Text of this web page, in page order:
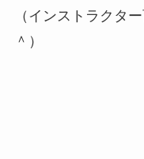
（インストラクタ
＾）